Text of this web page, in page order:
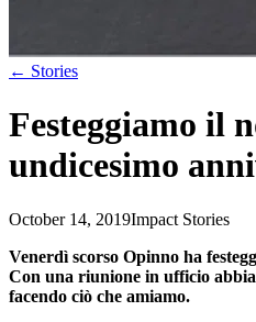
← Stories
Festeggiamo il
undicesimo
October 14, 2019Impact Stories
Venerdì scorso Opinno ha
Con una riunione in ufficio
facendo ciò che amiamo.